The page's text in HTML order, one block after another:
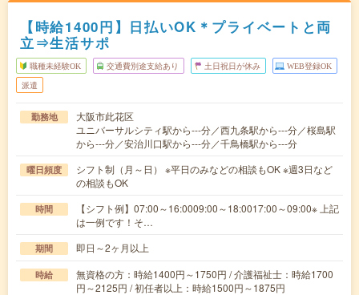
【時給1400円】日払いOK＊プライベートと両
立⇒生活サポ
職種未経験OK 交通費別途支給あり 土日祝日が休み WEB登録OK
派遣
勤務地
大阪市此花区
ユニバーサルシティ駅から---分／西九条駅から---分／桜島駅
から---分／安治川口駅から---分／千鳥橋駅から---分
曜日頻度
シフト制（月～日） ※平日のみなどの相談もOK ※週3日など
の相談もOK
時間
【シフト例】07:00～16:0009:00～18:0017:00～09:00※ 上記
は一例です！そ…
期間 即日～2ヶ月以上
時給
無資格の方：時給1400円～1750円 / 介護福祉士：時給1700
円～2125円 / 初任者以上：時給1500円～1875円